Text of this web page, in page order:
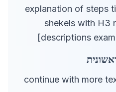
explanation of steps
shekels with H3
descriptions
[continue with more